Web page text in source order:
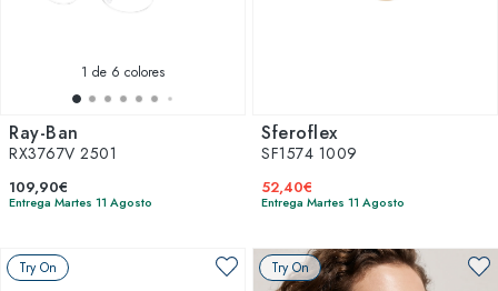
1 de 6 colores
Ray-Ban
RX3767V 2501
109,90€
Entrega Martes 11 Agosto
Sferoflex
SF1574 1009
52,40€
Entrega Martes 11 Agosto
Try On Try On